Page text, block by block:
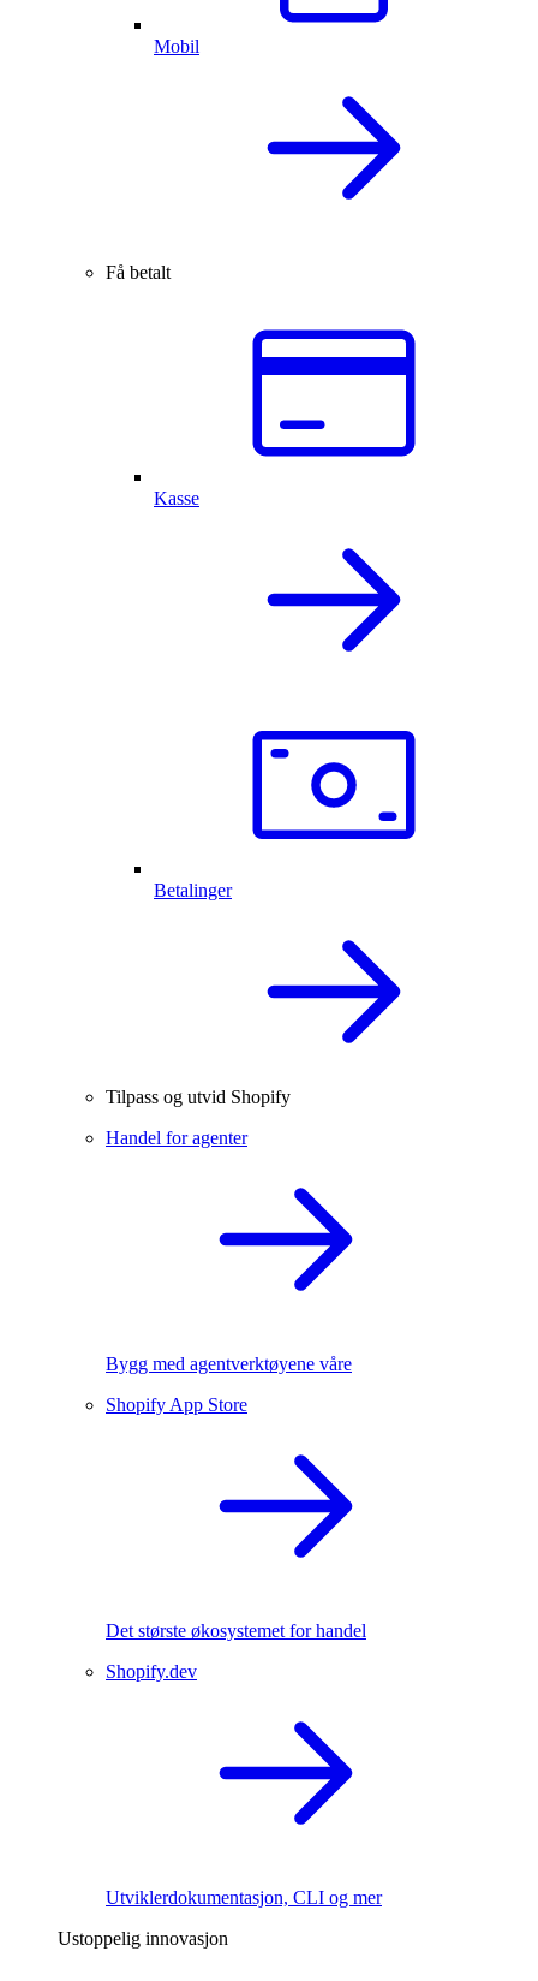
Mobil
Få betalt
Kasse
Betalinger
Tilpass og utvid Shopify
Handel for agenter
Bygg med agentverktøyene våre
Shopify App Store
Det største økosystemet for handel
Shopify.dev
Utviklerdokumentasjon, CLI og mer
Ustoppelig innovasjon